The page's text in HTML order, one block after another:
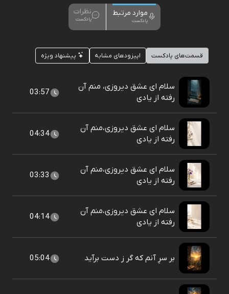
موارد مرتبط
پادکست
نظرات
پادکست
قسمت‌های پادکست اپیزودهای مشابه پیشنهاد ویژه
سلام ای عشق دیروزی، منم آن
رفته از یادی
03:57
سلام ای عشق دیروزی،منم آن
رفته از یادی
04:34
سلام ای عشق دیروزی،منم آن
رفته از یادی
03:33
سلام ای عشق دیروزی،منم آن
رفته از یادی
04:14
بر سرِ آنم که گر ز دست برآید 05:04